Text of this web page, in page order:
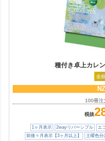
種付き卓上カレ
金
100冊注
税抜
1ヶ月表示 2wayリバーシブル エ
前後々月表示【3ヶ月以上】
土曜色分